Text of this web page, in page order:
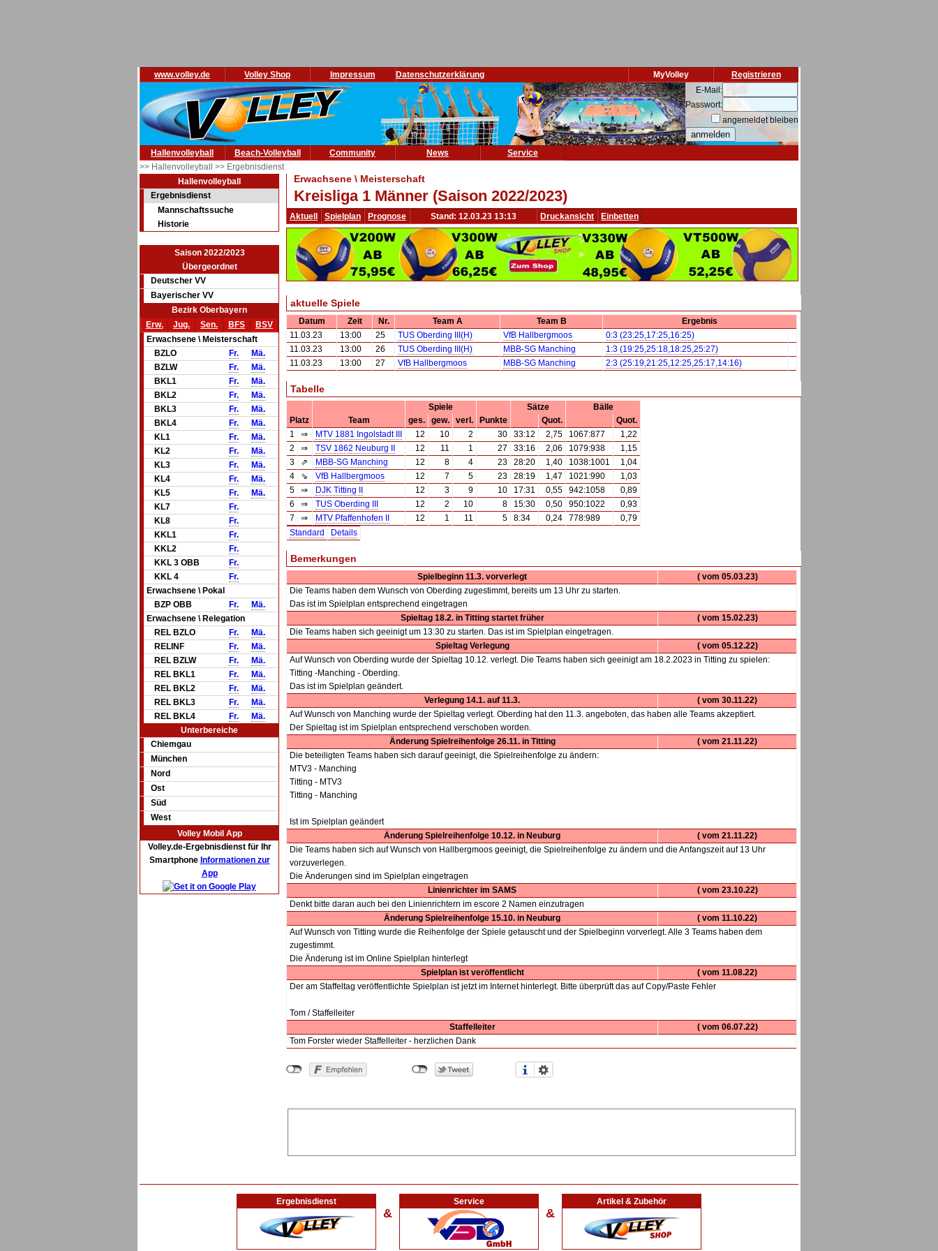
www.volley.de Volley Shop Impressum Datenschutzerklärung Registrieren
MyVolley
E-Mail:
Passwort:
angemeldet bleiben
Hallenvolleyball Beach-Volleyball Community News
Service
>> Hallenvolleyball >> Ergebnisdienst
Hallenvolleyball
Ergebnisdienst
Mannschaftssuche
Historie
Saison 2022/2023
Übergeordnet
Deutscher VV
Bayerischer VV
Bezirk Oberbayern
Erw.
Jug. Sen. BFS
BSV
Erwachsene \ Meisterschaft
BZLO
Fr.
Mä.
BZLW
Fr.
Mä.
BKL1
Fr.
Mä.
BKL2
Fr.
Mä.
BKL3
Fr.
Mä.
BKL4
Fr.
Mä.
KL1
Fr.
Mä.
KL2
Fr.
Mä.
KL3
Fr.
Mä.
KL4
Fr.
Mä.
KL5
Fr.
Mä.
KL7
Fr.
KL8
Fr.
KKL1
Fr.
KKL2
Fr.
KKL 3 OBB
Fr.
KKL 4
Fr.
Erwachsene \ Pokal
BZP OBB
Fr.
Mä.
Erwachsene \ Relegation
REL BZLO
Fr.
Mä.
RELINF
Fr.
Mä.
REL BZLW
Fr.
Mä.
REL BKL1
Fr.
Mä.
REL BKL2
Fr.
Mä.
REL BKL3
Fr.
Mä.
REL BKL4
Fr.
Mä.
Unterbereiche
Chiemgau
München
Nord
Ost
Süd
West
Volley Mobil App
Volley.de-Ergebnisdienst für Ihr
Smartphone Informationen zur
App
Erwachsene \ Meisterschaft
Kreisliga 1 Männer (Saison 2022/2023)
Aktuell Spielplan Prognose Stand: 12.03.23 13:13 Druckansicht Einbetten
aktuelle Spiele
Datum Zeit Nr. Team A Team B
Ergebnis
11.03.23
13:00 25 TUS Oberding III(H) VfB Hallbergmoos
0:3 (23:25,17:25,16:25)
11.03.23
13:00 26 TUS Oberding III(H) MBB-SG Manching
1:3 (19:25,25:18,18:25,25:27)
11.03.23
13:00 27 VfB Hallbergmoos MBB-SG Manching 2:3 (25:19,21:25,12:25,25:17,14:16)
Tabelle
Spiele Sätze
Bälle
Platz
Team ges. gew. verl. Punkte Quot.
Quot.
1
⇒ MTV 1881 Ingolstadt III 12 10 2 30 33:12 2,75 1067:877
1,22
2
⇒ TSV 1862 Neuburg II 12 11 1 27 33:16 2,06 1079:938
1,15
3
⇗ MBB-SG Manching 12 8 4 23 28:20 1,40 1038:1001
1,04
4
⇘ VfB Hallbergmoos 12 7 5 23 28:19 1,47 1021:990
1,03
5
⇒ DJK Titting II 12 3 9 10 17:31 0,55 942:1058
0,89
6
⇒ TUS Oberding III 12 2 10 8 15:30 0,50 950:1022
0,93
7
⇒ MTV Pfaffenhofen II 12 1 11 5 8:34 0,24 778:989
0,79
Standard
Details
Bemerkungen
Spielbeginn 11.3. vorverlegt
( vom 05.03.23)
Die Teams haben dem Wunsch von Oberding zugestimmt, bereits um 13 Uhr zu starten.
Das ist im Spielplan entsprechend eingetragen
Spieltag 18.2. in Titting startet früher
( vom 15.02.23)
Die Teams haben sich geeinigt um 13:30 zu starten. Das ist im Spielplan eingetragen.
Spieltag Verlegung
( vom 05.12.22)
Auf Wunsch von Oberding wurde der Spieltag 10.12. verlegt. Die Teams haben sich geeinigt am 18.2.2023 in Titting zu spielen:
Titting -Manching - Oberding.
Das ist im Spielplan geändert.
Verlegung 14.1. auf 11.3.
( vom 30.11.22)
Auf Wunsch von Manching wurde der Spieltag verlegt. Oberding hat den 11.3. angeboten, das haben alle Teams akzeptiert.
Der Spieltag ist im Spielplan entsprechend verschoben worden.
Änderung Spielreihenfolge 26.11. in Titting
( vom 21.11.22)
Die beteiligten Teams haben sich darauf geeinigt, die Spielreihenfolge zu ändern:
MTV3 - Manching
Titting - MTV3
Titting - Manching
Ist im Spielplan geändert
Änderung Spielreihenfolge 10.12. in Neuburg
( vom 21.11.22)
Die Teams haben sich auf Wunsch von Hallbergmoos geeinigt, die Spielreihenfolge zu ändern und die Anfangszeit auf 13 Uhr
vorzuverlegen.
Die Änderungen sind im Spielplan eingetragen
Linienrichter im SAMS
( vom 23.10.22)
Denkt bitte daran auch bei den Linienrichtern im escore 2 Namen einzutragen
Änderung Spielreihenfolge 15.10. in Neuburg
( vom 11.10.22)
Auf Wunsch von Titting wurde die Reihenfolge der Spiele getauscht und der Spielbeginn vorverlegt. Alle 3 Teams haben dem
zugestimmt.
Die Änderung ist im Online Spielplan hinterlegt
Spielplan ist veröffentlicht
( vom 11.08.22)
Der am Staffeltag veröffentlichte Spielplan ist jetzt im Internet hinterlegt. Bitte überprüft das auf Copy/Paste Fehler
Tom / Staffelleiter
Staffelleiter
( vom 06.07.22)
Tom Forster wieder Staffelleiter - herzlichen Dank
Ergebnisdienst
&
Service
&
Artikel & Zubehör